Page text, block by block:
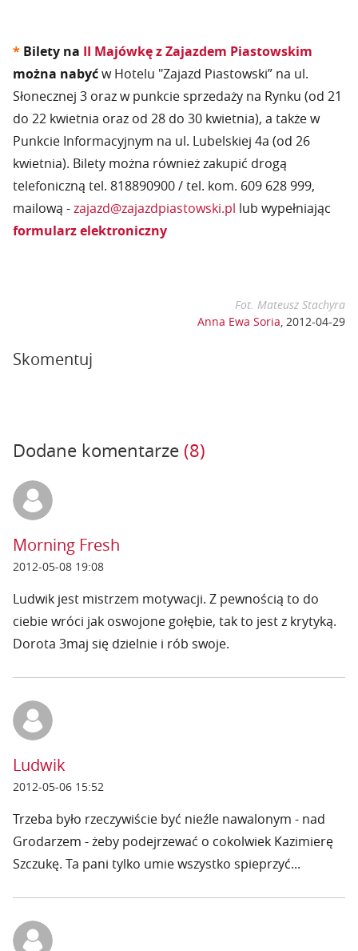
* Bilety na II Majówkę z Zajazdem Piastowskim
można nabyćw Hotelu "Zajazd Piastowski” na ul.
Słonecznej 3 oraz w punkcie sprzedaży na Rynku (od 21
do 22 kwietnia oraz od 28 do 30 kwietnia), a także w
Punkcie Informacyjnym na ul. Lubelskiej 4a (od 26
kwietnia). Bilety można również zakupić drogą
telefoniczną tel. 818890900 / tel. kom. 609 628 999,
mailową -zajazd@zajazdpiastowski.pl lub wypełniając
formularz elektroniczny
Fot. Mateusz Stachyra
Anna Ewa Soria, 2012-04-29
Skomentuj
Dodane komentarze (8)
Morning Fresh
2012-05-08 19:08
Ludwik jest mistrzem motywacji. Z pewnością to do
ciebie wróci jak oswojone gołębie, tak to jest z krytyką.
Dorota 3maj się dzielnie i rób swoje.
Ludwik
2012-05-06 15:52
Trzeba było rzeczywiście być nieźle nawalonym - nad
Grodarzem - żeby podejrzewać o cokolwiek Kazimierę
Szczukę. Ta pani tylko umie wszystko spieprzyć...